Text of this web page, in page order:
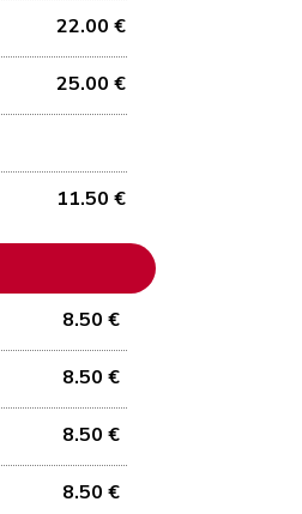
22.00 €
25.00 €
11.50 €
8.50 €
8.50 €
8.50 €
8.50 €